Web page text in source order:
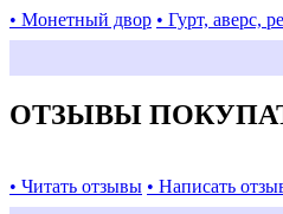
• Монетный двор • Гурт, аверс,
ОТЗЫВЫ
• Читать отзывы • Написать